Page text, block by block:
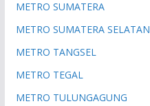
METRO SUMATERA
METRO SUMATERA SELATAN
METRO TANGSEL
METRO TEGAL
METRO TULUNGAGUNG